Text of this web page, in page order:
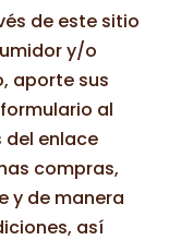
de este sitio
y/o
aporte sus
al
enlace
compras,
y de manera
así